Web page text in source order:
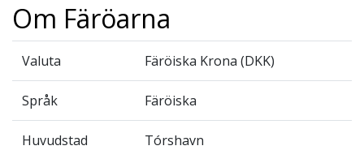
Om Färöarna
Valuta Färöiska Krona (DKK)
Språk Färöiska
Huvudstad Tórshavn